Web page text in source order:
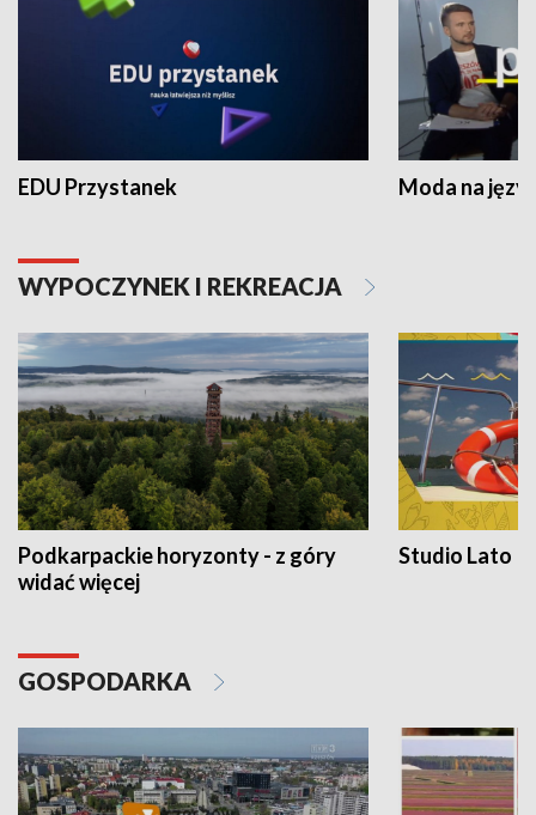
EDU Przystanek Moda na
WYPOCZYNEK I REKREACJA
Podkarpackie horyzonty - z góry
widać więcej
Studio Lato
GOSPODARKA